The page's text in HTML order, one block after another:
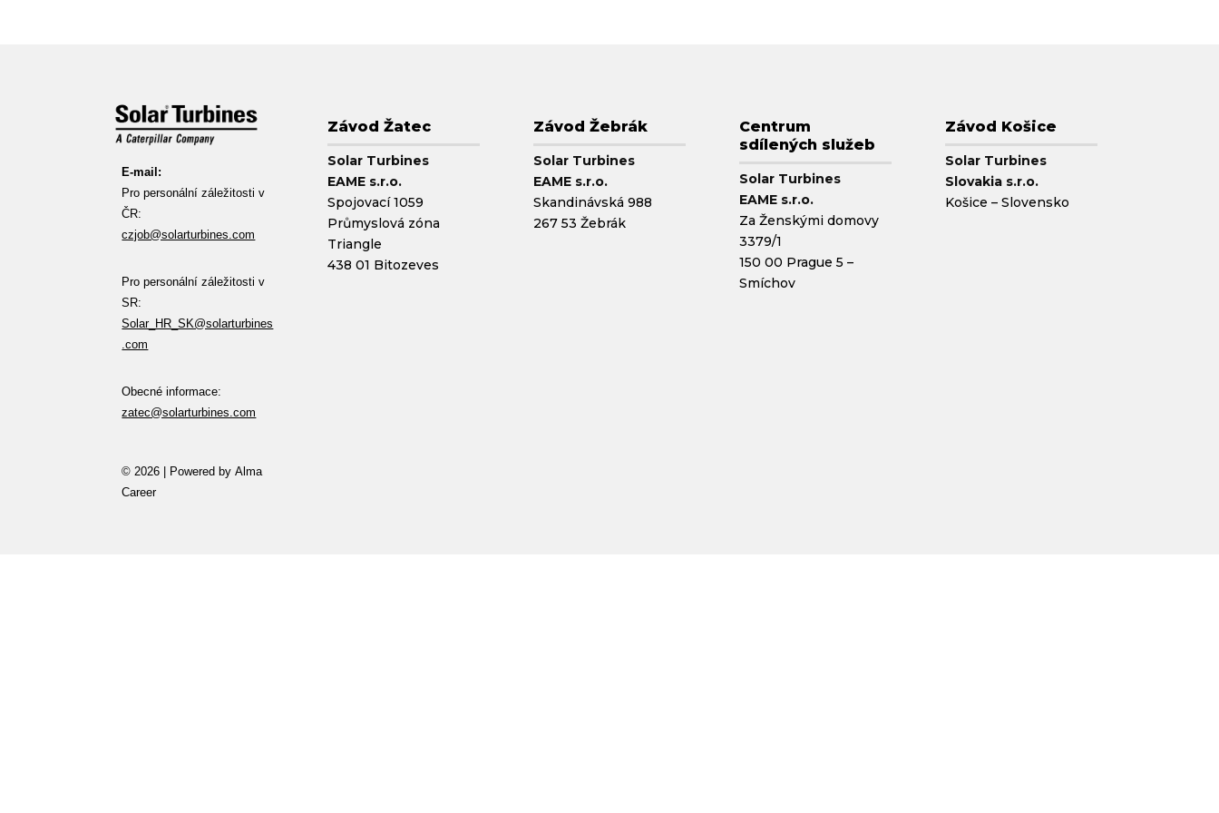
E-mail:
Pro personální záležitosti v
ČR:
czjob@solarturbines.com
Pro personální záležitosti v
SR:
Solar_HR_SK@solarturbines
.com
Obecné informace:
zatec@solarturbines.com
Závod Žatec
Solar Turbines
EAME s.r.o.
Spojovací 1059
Průmyslová zóna
Triangle
438 01 Bitozeves
Závod Žebrák
Solar Turbines
EAME s.r.o.
Skandinávská 988
267 53 Žebrák
Centrum
sdílených služeb
Solar Turbines
EAME s.r.o.
Za Ženskými domovy
3379/1
150 00 Prague 5 –
Smíchov
Závod Košice
Solar Turbines
Slovakia s.r.o.
Košice – Slovensko
© 2026 | Powered byAlma
Career